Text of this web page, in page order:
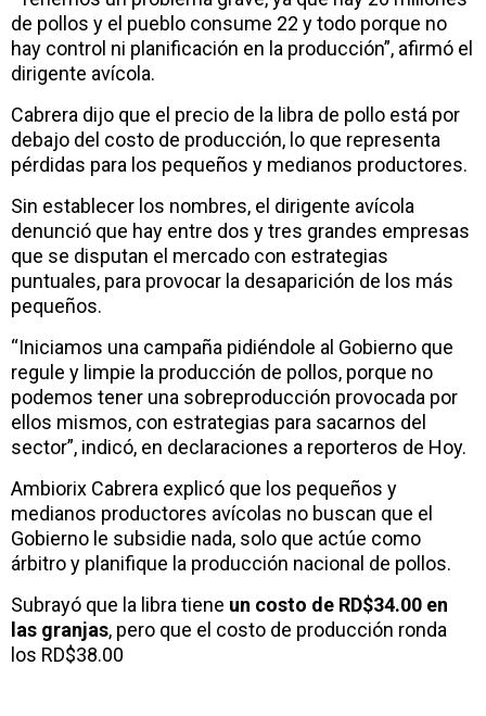
de pollos y el pueblo consume 22 y todo porque no
hay control ni planificación en la producción”, afirmó el
dirigente avícola.
Cabrera dijo que el precio de la libra de pollo está por
debajo del costo de producción, lo que representa
pérdidas para los pequeños y medianos productores.
Sin establecer los nombres, el dirigente avícola
denunció que hay entre dos y tres grandes empresas
que se disputan el mercado con estrategias
puntuales, para provocar la desaparición de los más
pequeños.
“Iniciamos una campaña pidiéndole al Gobierno que
regule y limpie la producción de pollos, porque no
podemos tener una sobreproducción provocada por
ellos mismos, con estrategias para sacarnos del
sector”, indicó, en declaraciones a reporteros de Hoy.
Ambiorix Cabrera explicó que los pequeños y
medianos productores avícolas no buscan que el
Gobierno le subsidie nada, solo que actúe como
árbitro y planifique la producción nacional de pollos.
Subrayó que la libra tiene un costo de RD$34.00 en
las granjas, pero que el costo de producción ronda
los RD$38.00